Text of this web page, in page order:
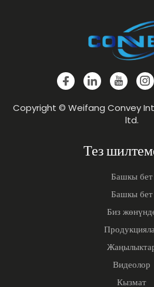
Copyright © Weifang Convey
ltd.
Тез
Башкы бет
Башкы бет
Биз
Видеолор
Кызмат